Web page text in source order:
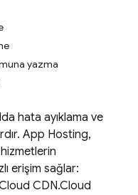
yazma
hata ayıklama ve
App Hosting,
erişim sağlar:
CDN.Cloud